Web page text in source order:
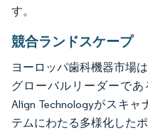
す。
競合ランドスケープ
ヨーロッパ歯科機器市場
グローバルリーダーであ
Align Technologyがスキ
テムにわたる多様化した